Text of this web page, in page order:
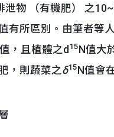
物 （有機肥） 之
有所區別。由筆者等
，且植體之d 15N值大
，則蔬菜之δ15N值會